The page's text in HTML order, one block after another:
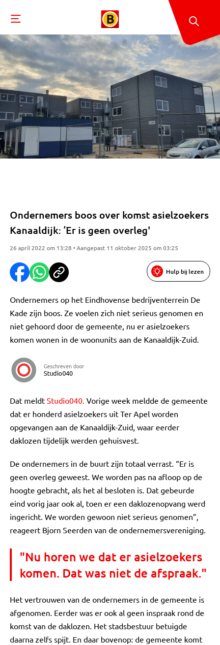
Ondernemers boos over komst asielzoekers
Kanaaldijk: ‘Er is geen overleg'
26 april 2022 om 13:28 • Aangepast 11 oktober 2025 om 03:25
Hulp bij lezen
Ondernemers op het Eindhovense bedrijventerrein De
Kade zijn boos. Ze voelen zich niet serieus genomen en
niet gehoord door de gemeente, nu er asielzoekers
komen wonen in de woonunits aan de Kanaaldijk-Zuid.
Geschreven door
Studio040
Dat meldt Studio040. Vorige week meldde de gemeente
dat er honderd asielzoekers uit Ter Apel worden
opgevangen aan de Kanaaldijk-Zuid, waar eerder
daklozen tijdelijk werden gehuisvest.
De ondernemers in de buurt zijn totaal verrast. “Er is
geen overleg geweest. We worden pas na afloop op de
hoogte gebracht, als het al besloten is. Dat gebeurde
eind vorig jaar ook al, toen er een daklozenopvang werd
ingericht. We worden gewoon niet serieus genomen”,
reageert Bjorn Seerden van de ondernemersvereniging.
"Nu horen we dat er asielzoekers
komen. Dat was niet de afspraak."
Het vertrouwen van de ondernemers in de gemeente is
afgenomen. Eerder was er ook al geen inspraak rond de
komst van de daklozen. Het stadsbestuur betuigde
daarna zelfs spijt. En daar bovenop: de gemeente komt